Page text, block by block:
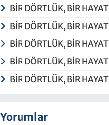
BİR DÖRTLÜK, BİR HAYAT
BİR DÖRTLÜK, BİR HAYAT
BİR DÖRTLÜK, BİR HAYAT
BİR DÖRTLÜK, BİR HAYAT
BİR DÖRTLÜK, BİR HAYAT
Yorumlar